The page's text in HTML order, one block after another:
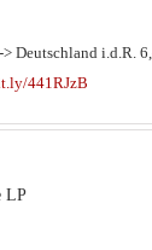
Deutschland i.d.R.
441RJzB
LP